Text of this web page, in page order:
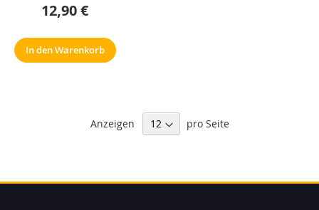
12,90 €
In den Warenkorb
Anzeigen pro Seite